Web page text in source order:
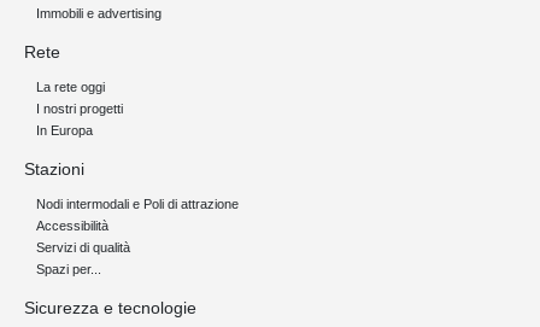
Immobili e advertising
Rete
La rete oggi
I nostri progetti
In Europa
Stazioni
Nodi intermodali e Poli di attrazione
Accessibilità
Servizi di qualità
Spazi per...
Sicurezza e tecnologie